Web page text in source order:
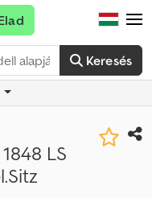
Keresés
LS